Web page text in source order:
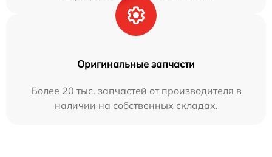
Оригинальные запчасти
Более 20 тыс. запчастей от производителя в
наличии на собственных складах.